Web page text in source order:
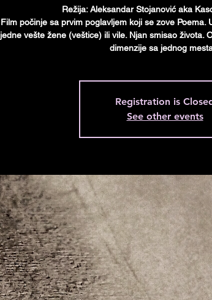
Režija: Aleksandar Stojanović aka
Film počinje sa prvim poglavljem koji se zove Poema.
jedne vešte žene (veštice) ili vile. Njan smisao života.
dimenzije sa jednog
Registration is
See other events